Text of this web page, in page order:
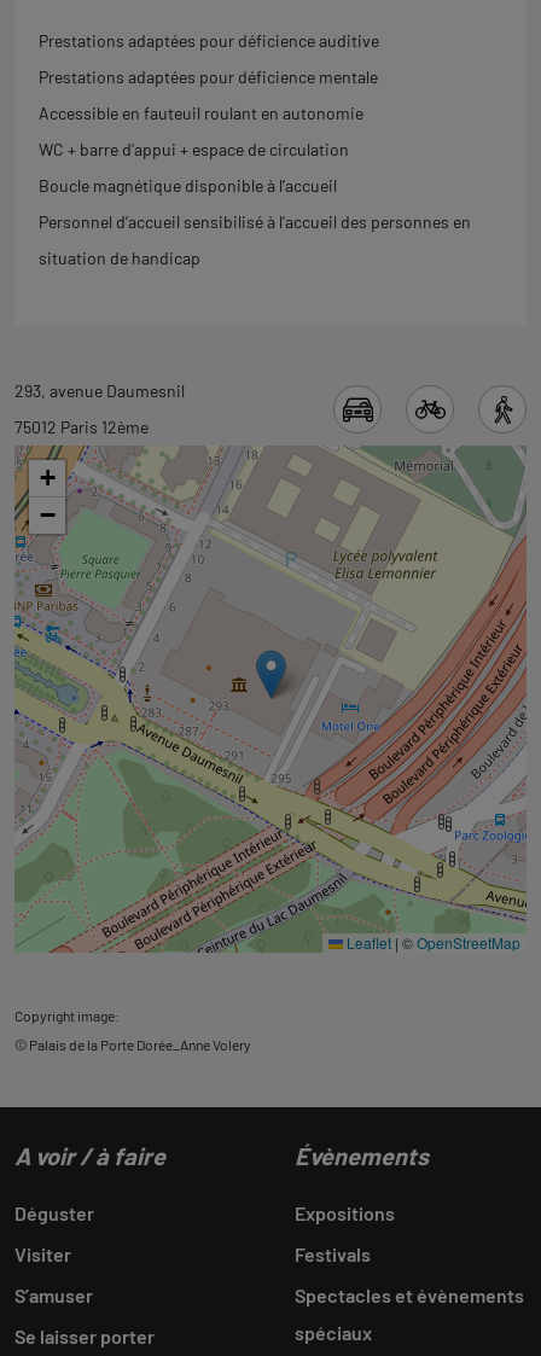
Prestations adaptées pour déficience auditive
Prestations adaptées pour déficience mentale
Accessible en fauteuil roulant en autonomie
WC + barre d'appui + espace de circulation
Boucle magnétique disponible à l’accueil
Personnel d’accueil sensibilisé à l’accueil des personnes en
situation de handicap
Revenir
à
l'onglet
carte
293, avenue Daumesnil
75012 Paris 12ème
+
−
Leaflet | ©OpenStreetMap
Copyright image:
© Palais de la Porte Dorée_Anne Volery
A voir / à faire
Déguster
Visiter
S’amuser
Se laisser porter
Évènements
Expositions
Festivals
Spectacles et évènements
spéciaux